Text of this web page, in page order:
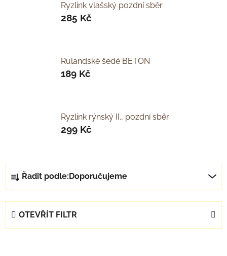
Ryzlink vlašský pozdní sběr
285 Kč
Rulandské šedé BETON
189 Kč
Ryzlink rýnský II., pozdní sběr
299 Kč
a
z
n
Řadit podle: Doporučujeme
OTEVŘÍT FILTR